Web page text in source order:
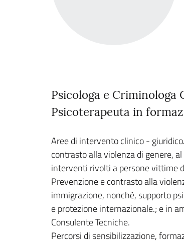
Psicologa e Criminologa
Psicoterapeuta in
Aree di intervento clinico -
contrasto alla violenza di genere,
interventi rivolti a persone vittime
Prevenzione e contrasto alla
immigrazione, nonchè, supporto
e protezione internazionale.; e in
Consulente Tecniche.
Percorsi di sensibilizzazione,